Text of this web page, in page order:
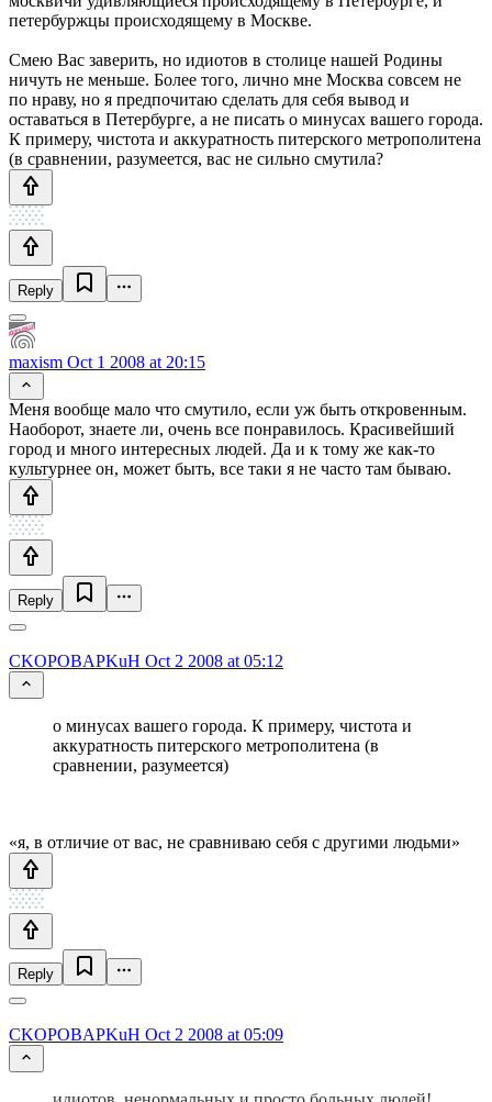
петербуржцы происходящему в Москве.
Смею Вас заверить, но идиотов в столице нашей Родины
ничуть не меньше. Более того, лично мне Москва совсем не
по нраву, но я предпочитаю сделать для себя вывод и
оставаться в Петербурге, а не писать о минусах вашего города.
К примеру, чистота и аккуратность питерского метрополитена
(в сравнении, разумеется, вас не сильно смутила?
Reply
maxism Oct 1 2008 at 20:15
Меня вообще мало что смутило, если уж быть откровенным.
Наоборот, знаете ли, очень все понравилось. Красивейший
город и много интересных людей. Да и к тому же как-то
культурнее он, может быть, все таки я не часто там бываю.
Reply
CKOPOBAPKuH Oct 2 2008 at 05:12
о минусах вашего города. К примеру, чистота и
аккуратность питерского метрополитена (в
сравнении, разумеется)
«я, в отличие от вас, не сравниваю себя с другими людьми»
Reply
CKOPOBAPKuH Oct 2 2008 at 05:09